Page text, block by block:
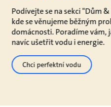
Podívejte se na sekci "Dům
kde se věnujeme běžným
domácnosti. Poradíme vám,
navíc ušetřit vodu i energie.
Chci perfektní vodu